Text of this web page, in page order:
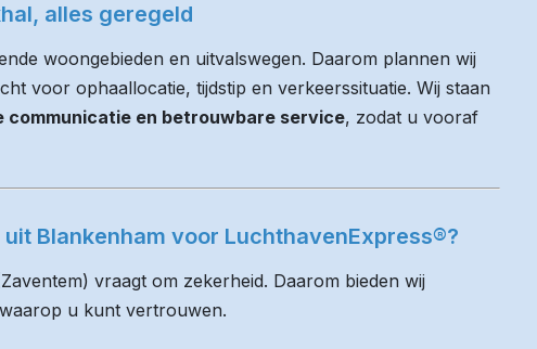
alles geregeld
woongebieden en uitvalswegen. Daarom plannen wij
voor ophaallocatie, tijdstip en verkeerssituatie. Wij staan
communicatie en betrouwbare service, zodat u vooraf
Blankenham voor LuchthavenExpress®?
vraagt om zekerheid. Daarom bieden wij
u kunt vertrouwen.